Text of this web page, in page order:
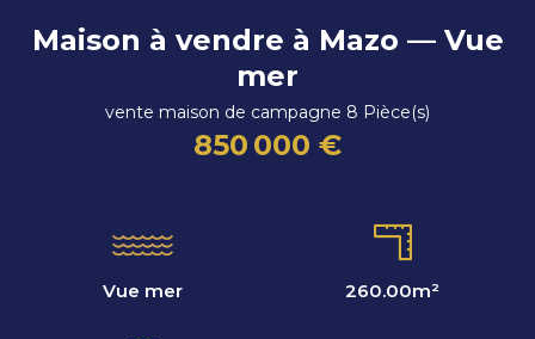
Maison à vendre à Mazo — Vue
mer
vente maison de campagne 8 Pièce(s)
850 000 €
Vue mer 260.00m²